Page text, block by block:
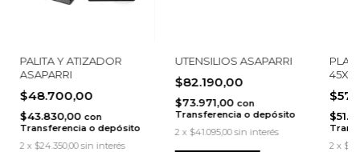
PALITA Y ATIZADOR
ASAPARRI
$48.700,00
$43.830,00 con
Transferencia o depósito
2 x $24.350,00 sin interés
UTENSILIOS ASAPARRI
$82.190,00
$73.971,00 con
Transferencia o depósito
2 x $41.095,00 sin interés
2 x